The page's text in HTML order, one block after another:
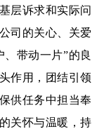
层诉求和实际问
司的关心、关爱
带动一片”的良
作用，团结引领
供任务中担当奉
关怀与温暖，持